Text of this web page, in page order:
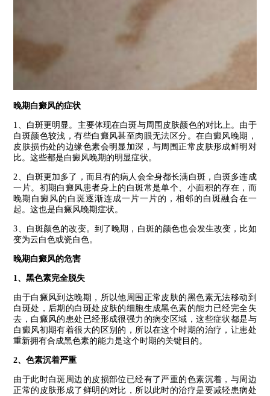
晚期白癜风的症状
1、白斑更明显。主要体现在白斑与周围皮肤颜色的对比上。由于
白斑颜色较浅，有些白癜风甚至肉眼无法区分。在白癜风晚期，
皮肤损伤处的边缘色素会明显加深，与周围正常皮肤形成鲜明对
比。这些都是白癜风晚期的明显症状。
2、白斑更加多了，而且有的病人会全身都长满白斑，白斑多连成
一片。初期白癜风患者身上的白斑常是单个、小面积的存在，而
晚期白癜风的白斑逐渐连成一片一片的，相邻的白斑融合在一
起。这也是白癜风晚期症状。
3、白斑颜色的改变。到了晚期，白斑的颜色也会发生改变，比如
变为云白色或瓷白色。
晚期白癜风的危害
1、黑色素完全脱失
由于白癜风到达晚期，所以他周围正常皮肤的黑色素无法移动到
白斑处，后期的白斑处皮肤的细胞生成黑色素的能力已经完全失
去，白癜风的患处已经形成很强力的病变区域，这些症状都是与
白癜风初期有着很大的区别的，所以在这个时期的治疗，让患处
重新拥有合成黑色素的能力是这个时期的关键目的。
2、色素沉着严重
由于此时白斑周边的皮损部位已经有了严重的色素沉着，与周边
正常的皮肤形成了鲜明的对比，所以此时的治疗是要减轻患病处